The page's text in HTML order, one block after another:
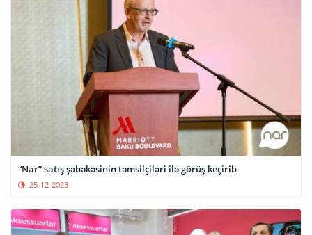
“Nar” satış şəbəkəsinin təmsilçiləri ilə görüş keçirib
25-12-2023